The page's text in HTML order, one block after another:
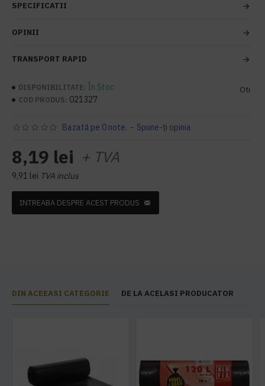
SPECIFICATII
OPINII
TRANSPORT RAPID
DISPONIBILITATE: În Stoc
COD PRODUS: 021327
Oti
Bazată pe 0 note. - Spune-ţi opinia
8,19 lei + TVA
9,91 lei TVA inclus
INTREABA DESPRE ACEST PRODUS
DIN ACEEASI CATEGORIE DE LA ACELASI PRODUCATOR